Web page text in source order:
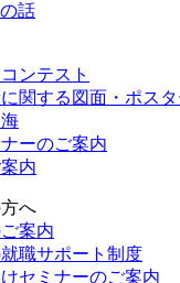
話
ンテスト
関する図面・ポスタ
ーのご案内
内
へ
案内
職サポート制度
セミナーのご案内